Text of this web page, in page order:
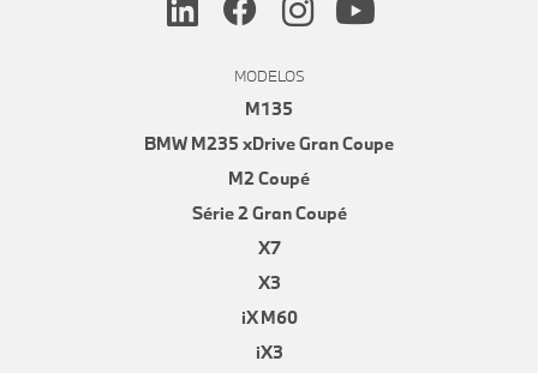
MODELOS
M135
BMW M235 xDrive Gran Coupe
M2 Coupé
Série 2 Gran Coupé
X7
X3
iX M60
iX3